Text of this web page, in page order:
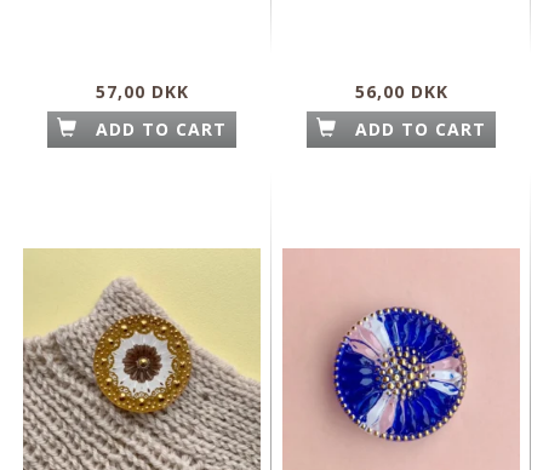
57,00 DKK
ADD TO CART
56,00 DKK
ADD TO CART